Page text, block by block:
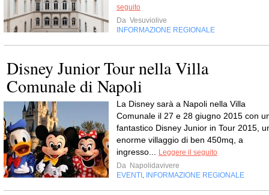
seguito
Da Vesuviolive
INFORMAZIONE REGIONALE
Disney Junior Tour nella Villa
Comunale di Napoli
La Disney sarà a Napoli nella Villa
Comunale il 27 e 28 giugno 2015 con
fantastico Disney Junior in Tour 2015,
enorme villaggio di ben 450mq, a
ingresso...
Leggere il seguito
Da Napolidavivere
EVENTI
INFORMAZIONE REGIONALE